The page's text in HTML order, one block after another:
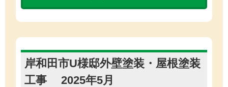
岸和田市U様邸外壁塗装・屋根塗装
工事 2025年5月